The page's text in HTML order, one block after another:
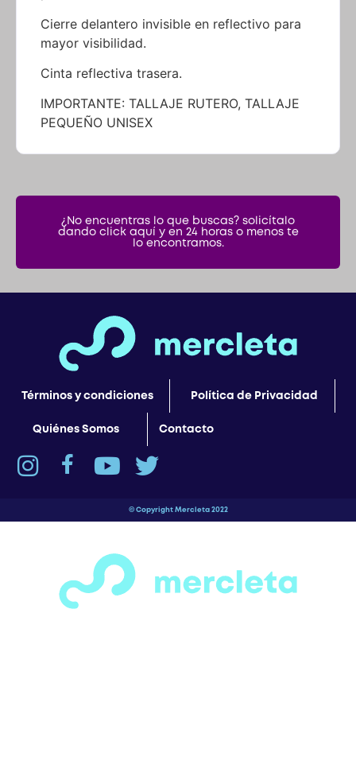
Cierre delantero invisible en reflectivo para
mayor visibilidad.
Cinta reflectiva trasera.
IMPORTANTE: TALLAJE RUTERO, TALLAJE
PEQUEÑO UNISEX
¿No encuentras lo que buscas? solicítalo
dando click aquí y en 24 horas o menos te
lo encontramos.
Términos y condiciones Política de Privacidad
Quiénes Somos Contacto
© Copyright Mercleta 2022